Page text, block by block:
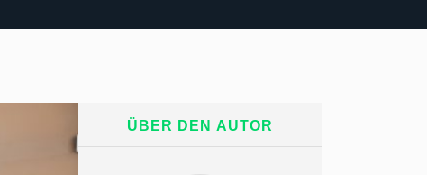
ÜBER DEN AUTOR